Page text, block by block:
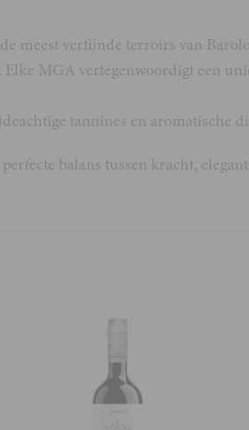
meest verfijnde terroirs van
MGA vertegenwoordigt een
tannines en aromatische
balans tussen kracht,